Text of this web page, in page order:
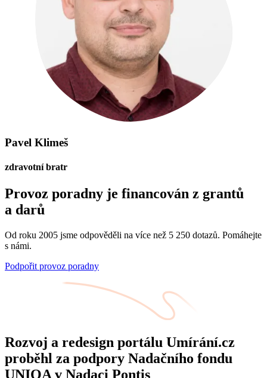
Pavel Klimeš
zdravotní bratr
Provoz poradny je financován z grantů
a darů
Od roku 2005 jsme odpověděli na více než 5 250 dotazů. Pomáhejte
s námi.
Podpořit provoz poradny
Rozvoj a redesign portálu Umírání.cz
proběhl za podpory Nadačního fondu
UNIQA v Nadaci Pontis